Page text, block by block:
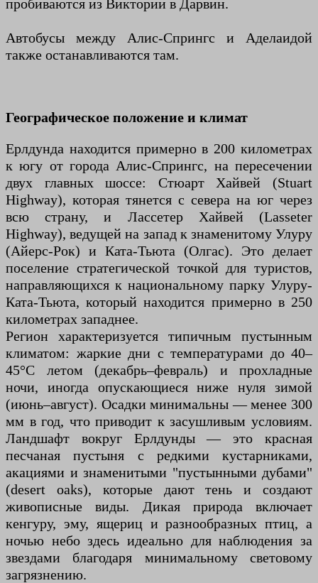
пробиваются из Виктории в Дарвин.
Автобусы между Алис-Спрингс и Аделаидой
также останавливаются там.
Географическое положение и климат
Ерлдунда находится примерно в 200 километрах
к югу от города Алис-Спрингс, на пересечении
двух главных шоссе: Стюарт Хайвей (Stuart
Highway), которая тянется с севера на юг через
всю страну, и Лассетер Хайвей (Lasseter
Highway), ведущей на запад к знаменитому Улуру
(Айерс-Рок) и Ката-Тьюта (Олгас). Это делает
поселение стратегической точкой для туристов,
направляющихся к национальному парку Улуру-
Ката-Тьюта, который находится примерно в 250
километрах западнее.
Регион характеризуется типичным пустынным
климатом: жаркие дни с температурами до 40–
45°C летом (декабрь–февраль) и прохладные
ночи, иногда опускающиеся ниже нуля зимой
(июнь–август). Осадки минимальны — менее 300
мм в год, что приводит к засушливым условиям.
Ландшафт вокруг Ерлдунды — это красная
песчаная пустыня с редкими кустарниками,
акациями и знаменитыми "пустынными дубами"
(desert oaks), которые дают тень и создают
живописные виды. Дикая природа включает
кенгуру, эму, ящериц и разнообразных птиц, а
ночью небо здесь идеально для наблюдения за
звездами благодаря минимальному световому
загрязнению.